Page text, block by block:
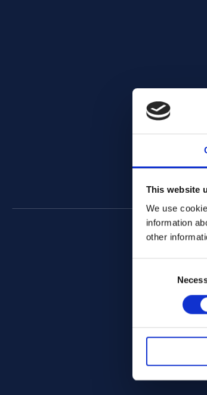
This website
We use
information
other